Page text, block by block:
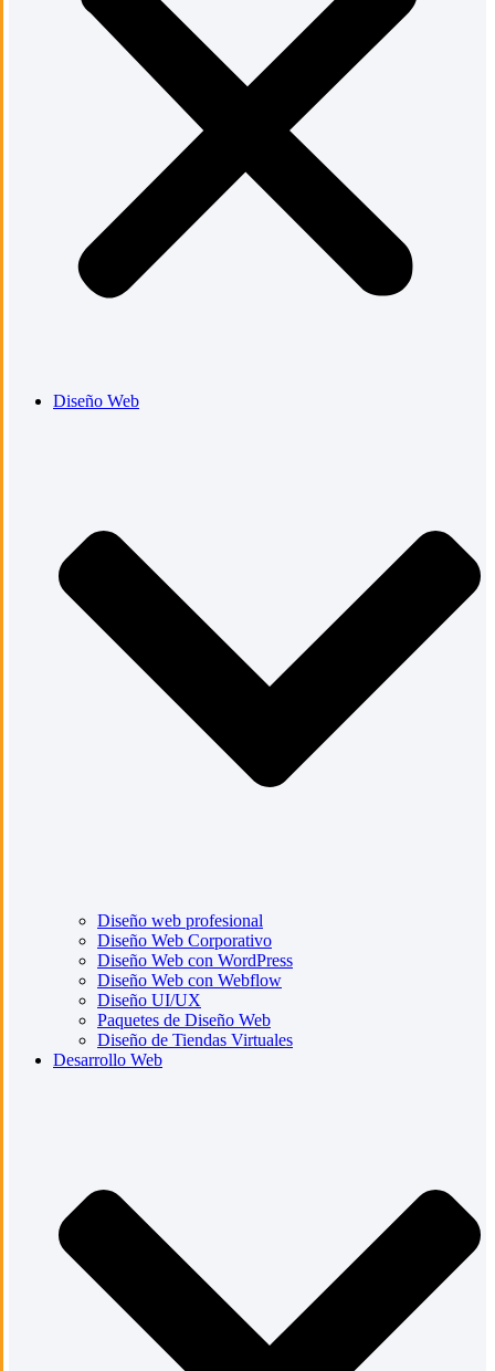
Diseño Web
Diseño web profesional
Diseño Web Corporativo
Diseño Web con WordPress
Diseño Web con Webflow
Diseño UI/UX
Paquetes de Diseño Web
Diseño de Tiendas Virtuales
Desarrollo Web